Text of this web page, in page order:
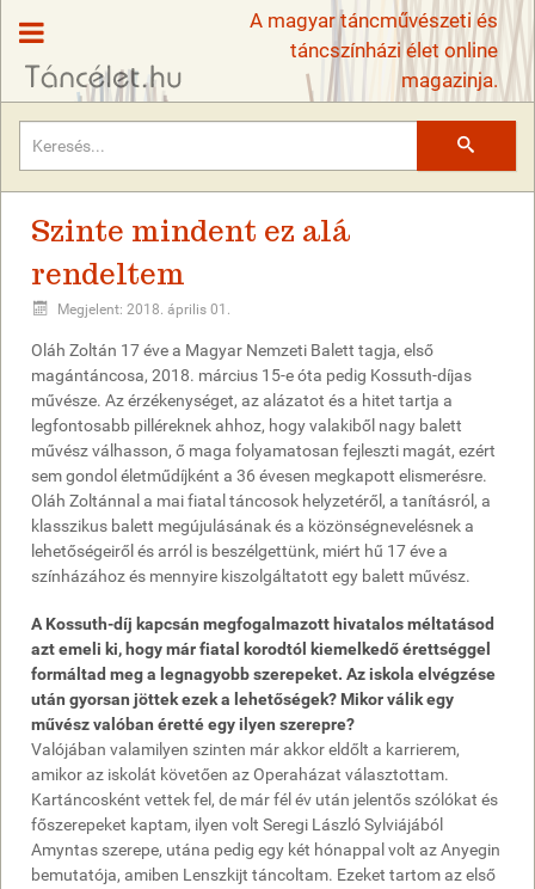
A magyar táncművészeti és
táncszínházi élet online
magazinja.
Szinte mindent ez alá
rendeltem
Megjelent: 2018. április 01.
Oláh Zoltán 17 éve a Magyar Nemzeti Balett tagja, első
magántáncosa, 2018. március 15-e óta pedig Kossuth-díjas
művésze. Az érzékenységet, az alázatot és a hitet tartja a
legfontosabb pilléreknek ahhoz, hogy valakiből nagy balett
művész válhasson, ő maga folyamatosan fejleszti magát, ezért
sem gondol életműdíjként a 36 évesen megkapott elismerésre.
Oláh Zoltánnal a mai fiatal táncosok helyzetéről, a tanításról, a
klasszikus balett megújulásának és a közönségnevelésnek a
lehetőségeiről és arról is beszélgettünk, miért hű 17 éve a
színházához és mennyire kiszolgáltatott egy balett művész.
A Kossuth-díj kapcsán megfogalmazott hivatalos méltatásod
azt emeli ki, hogy már fiatal korodtól kiemelkedő érettséggel
formáltad meg a legnagyobb szerepeket. Az iskola elvégzése
után gyorsan jöttek ezek a lehetőségek? Mikor válik egy
művész valóban éretté egy ilyen szerepre?
Valójában valamilyen szinten már akkor eldőlt a karrierem,
amikor az iskolát követően az Operaházat választottam.
Kartáncosként vettek fel, de már fél év után jelentős szólókat és
főszerepeket kaptam, ilyen volt Seregi László Sylviájából
Amyntas szerepe, utána pedig egy két hónappal volt az Anyegin
bemutatója, amiben Lenszkijt táncoltam. Ezeket tartom az első